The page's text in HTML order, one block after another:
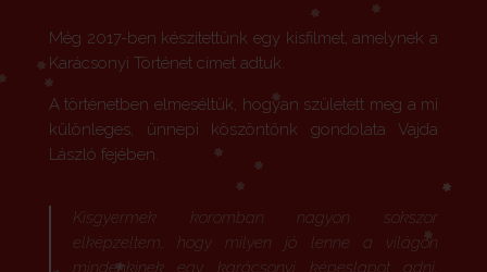
Még 2017-ben készítettünk egy kisfilmet, amelynek a
Karácsonyi Történet címet adtuk.
A történetben elmeséltük, hogyan született meg a mi
különleges, ünnepi köszöntőnk gondolata Vajda
László fejében.
Kisgyermek koromban nagyon sokszor
elképzeltem, hogy milyen jó lenne a világon
mindenkinek egy karácsonyi képeslapot adni.